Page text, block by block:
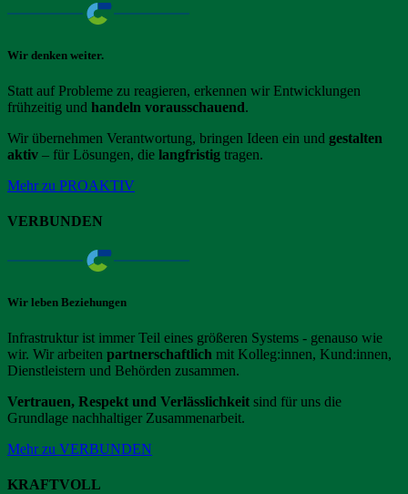
Wir denken weiter.
Statt auf Probleme zu reagieren, erkennen wir Entwicklungen
frühzeitig und handeln vorausschauend.
Wir übernehmen Verantwortung, bringen Ideen ein und gestalten
aktiv – für Lösungen, die langfristig tragen.
Mehr zu PROAKTIV
VERBUNDEN
Wir leben Beziehungen
Infrastruktur ist immer Teil eines größeren Systems - genauso wie
wir. Wir arbeiten partnerschaftlich mit Kolleg:innen, Kund:innen,
Dienstleistern und Behörden zusammen.
Vertrauen, Respekt und Verlässlichkeit sind für uns die
Grundlage nachhaltiger Zusammenarbeit.
Mehr zu VERBUNDEN
KRAFTVOLL